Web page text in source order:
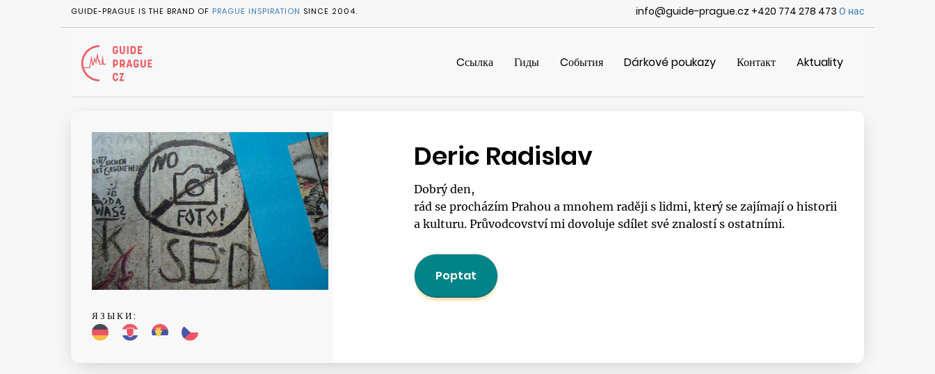
GUIDE-PRAGUE IS THE BRAND OF PRAGUE INSPIRATION SINCE 2004. info@guide-prague.cz +420 774 278 473 О нас
Cсылка Гиды Cобытия Dárkové poukazy Контакт Aktuality
ЯЗЫКИ:
Deric Radislav
Dobrý den,
rád se procházím Prahou a mnohem raději s lidmi, který se zajímají o historii
a kulturu. Průvodcovství mi dovoluje sdílet své znalostí s ostatními.
Poptat